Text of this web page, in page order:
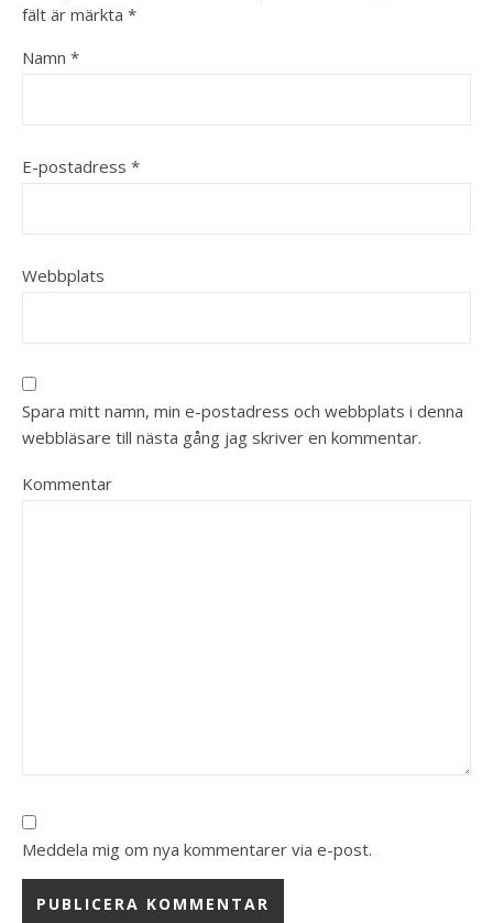
fält är märkta *
Namn *
E-postadress *
Webbplats
Spara mitt namn, min e-postadress och webbplats i denna
webbläsare till nästa gång jag skriver en kommentar.
Kommentar
Meddela mig om nya kommentarer via e-post.